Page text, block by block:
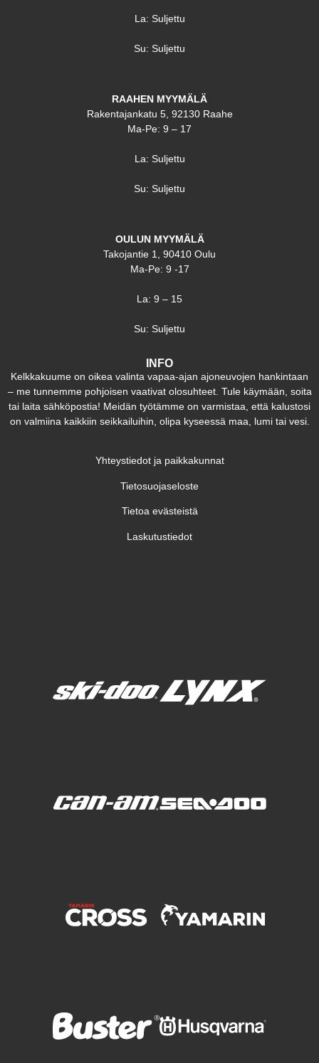
La: Suljettu
Su: Suljettu
RAAHEN MYYMÄLÄ
Rakentajankatu 5, 92130 Raahe
Ma-Pe: 9 – 17
La: Suljettu
Su: Suljettu
OULUN MYYMÄLÄ
Takojantie 1, 90410 Oulu
Ma-Pe: 9 -17
La: 9 – 15
Su: Suljettu
INFO
Kelkkakuume on oikea valinta vapaa-ajan ajoneuvojen hankintaan
– me tunnemme pohjoisen vaativat olosuhteet. Tule käymään, soita
tai laita sähköpostia! Meidän työtämme on varmistaa, että kalustosi
on valmiina kaikkiin seikkailuihin, olipa kyseessä maa, lumi tai vesi.
Yhteystiedot ja paikkakunnat
Tietosuojaseloste
Tietoa evästeistä
Laskutustiedot